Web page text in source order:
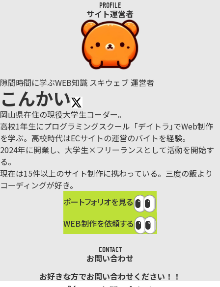
PROFILE
サイト運営者
隙間時間に学ぶWEB知識 スキウェブ 運営者
こんかい
岡山県在住の現役大学生コーダー。
高校1年生にプログラミングスクール「デイトラ｣でWeb制作
を学ぶ。 高校時代はECサイトの運営のバイトを経験。
2024年に開業し、大学生×フリーランスとして活動を開始す
る。
現在は15件以上のサイト制作に携わっている。三度の飯より
コーディングが好き。
ポートフォリオを見る
WEB制作を依頼する
CONTACT
お問い合わせ
お好きな方でお問い合わせください！！